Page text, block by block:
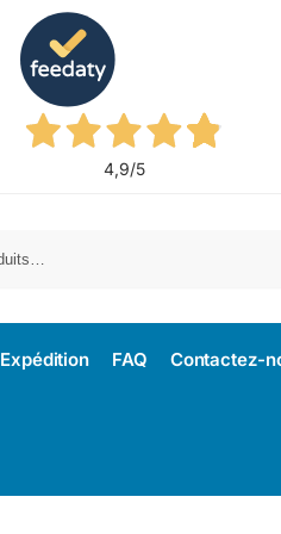
4,9/5
Expédition FAQ Contactez-